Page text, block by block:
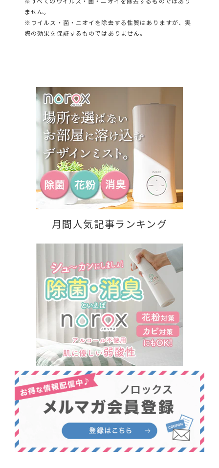
ません。
※ウイルス・菌・ニオイを除去する性質はありますが、実
際の効果を保証するものではありません。
月間人気記事ランキング